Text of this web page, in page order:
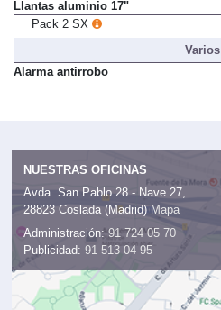
Llantas aluminio 17"
Pack 2 SX
Varios
Alarma antirrobo
NUESTRAS OFICINAS
Avda. San Pablo 28 - Nave 27,
28823 Coslada (Madrid) Mapa
Administración: 91 724 05 70
Publicidad: 91 513 04 95